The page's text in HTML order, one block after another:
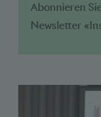
Abonnieren
Newsletter